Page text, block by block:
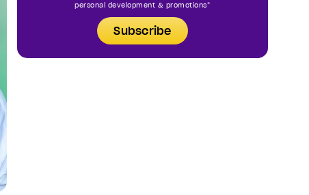
personal development & promotions*
Subscribe